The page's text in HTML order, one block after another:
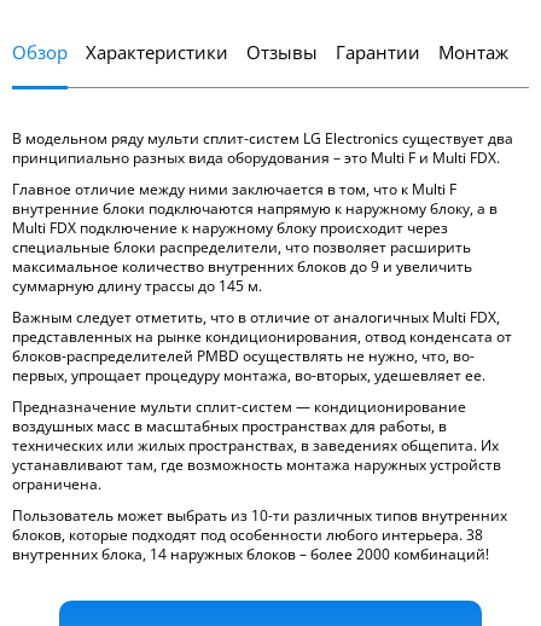
Обзор Характеристики Отзывы Гарантии Монтаж
В модельном ряду мульти сплит-систем LG Electronics существует два
принципиально разных вида оборудования – это Multi F и Multi FDX.
Главное отличие между ними заключается в том, что к Multi F
внутренние блоки подключаются напрямую к наружному блоку, а в
Multi FDX подключение к наружному блоку происходит через
специальные блоки распределители, что позволяет расширить
максимальное количество внутренних блоков до 9 и увеличить
суммарную длину трассы до 145 м.
Важным следует отметить, что в отличие от аналогичных Multi FDX,
представленных на рынке кондиционирования, отвод конденсата от
блоков-распределителей PMBD осуществлять не нужно, что, во-
первых, упрощает процедуру монтажа, во-вторых, удешевляет ее.
Предназначение мульти сплит-систем — кондиционирование
воздушных масс в масштабных пространствах для работы, в
технических или жилых пространствах, в заведениях общепита. Их
устанавливают там, где возможность монтажа наружных устройств
ограничена.
Пользователь может выбрать из 10-ти различных типов внутренних
блоков, которые подходят под особенности любого интерьера. 38
внутренних блока, 14 наружных блоков – более 2000 комбинаций!